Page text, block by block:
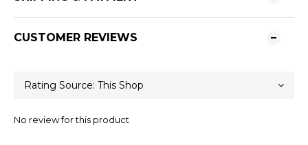
CUSTOMER REVIEWS
No review for this product